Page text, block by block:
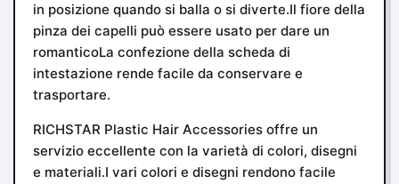
in posizione quando si balla o si diverte.Il fiore della
pinza dei capelli può essere usato per dare un
romanticoLa confezione della scheda di
intestazione rende facile da conservare e
trasportare.
RICHSTAR Plastic Hair Accessories offre un
servizio eccellente con la varietà di colori, disegni
e materiali.I vari colori e disegni rendono facile